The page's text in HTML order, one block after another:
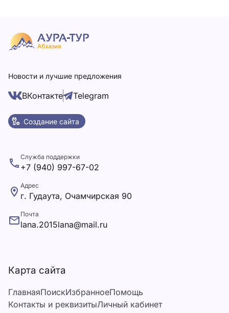
Новости и лучшие предложения
ВКонтакте Telegram
Создание сайта
Карта сайта
ГлавнаяПоискИзбранноеПомощь
Контакты и реквизитыЛичный кабинет
Служба поддержки
+7 (940) 997-67-02
Адрес
г. Гудаута, Очамчирская 90
Почта
lana.2015lana@mail.ru